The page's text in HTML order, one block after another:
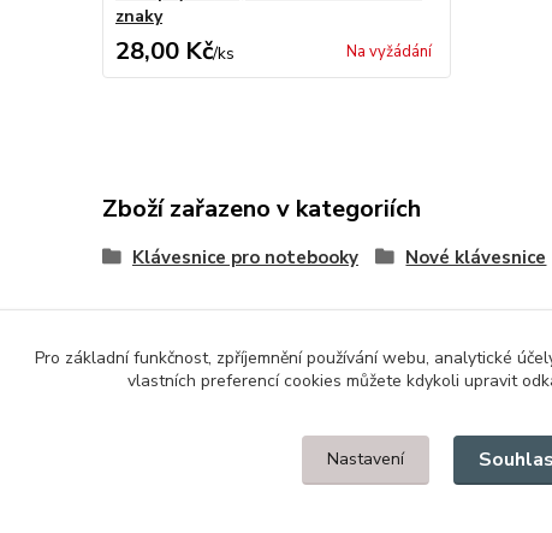
znaky
28,00 Kč/ks Na vyžádání
Zboží zařazeno v kategoriích
Klávesnice pro notebooky Nové klávesnice
Upravit sběr cookies.
Pro základní funkčnost, zpříjemnění používání webu, analytické
vlastních preferencí cookies můžete kdykoli upravit
Nastavení